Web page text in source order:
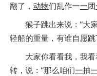
翻了， 动物们乱作一一团
猴子跳出来说：“大
轻船的重量，有谁自愿
大家你看看我，我
转，说：“那么咱们一抽